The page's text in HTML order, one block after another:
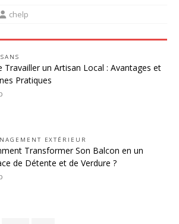
chelp
Travailler un Artisan Local : Avantages et
Pratiques
EXTÉRIEUR
Transformer Son Balcon en un
de Détente et de Verdure ?